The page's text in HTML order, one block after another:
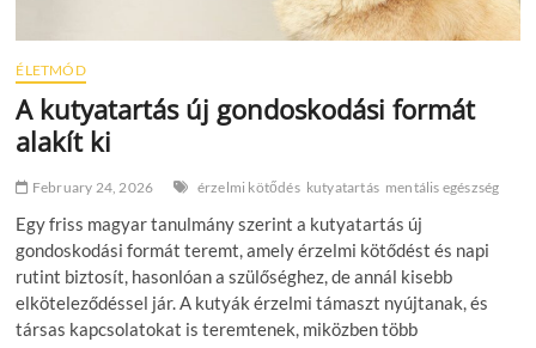
ÉLETMÓD
A kutyatartás új gondoskodási formát
alakít ki
February 24, 2026 érzelmi kötődés kutyatartás mentális egészség
Egy friss magyar tanulmány szerint a kutyatartás új
gondoskodási formát teremt, amely érzelmi kötődést és napi
rutint biztosít, hasonlóan a szülőséghez, de annál kisebb
elköteleződéssel jár. A kutyák érzelmi támaszt nyújtanak, és
társas kapcsolatokat is teremtenek, miközben több